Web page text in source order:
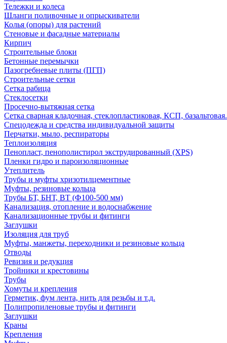
Тележки и колеса
Шланги поливочные и опрыскиватели
Колья (опоры) для растений
Стеновые и фасадные материалы
Кирпич
Строительные блоки
Бетонные перемычки
Пазогребневые плиты (ПГП)
Строительные сетки
Сетка рабица
Стеклосетки
Просечно-вытяжная сетка
Сетка сварная кладочная, стеклопластиковая, КСП, базальтовая.
Спецодежда и средства индивидуальной защиты
Перчатки, мыло, респираторы
Теплоизоляция
Пенопласт, пенополистирол экструдированный (XPS)
Пленки гидро и пароизоляционные
Утеплитель
Трубы и муфты хризотилцементные
Муфты, резиновые кольца
Трубы БТ, БНТ, ВТ (Ф100-500 мм)
Канализация, отопление и водоснабжение
Канализационные трубы и фитинги
Заглушки
Изоляция для труб
Муфты, манжеты, переходники и резиновые кольца
Отводы
Ревизия и редукция
Тройники и крестовины
Трубы
Хомуты и крепления
Герметик, фум лента, нить для резьбы и т.д.
Полипропиленовые трубы и фитинги
Заглушки
Краны
Крепления